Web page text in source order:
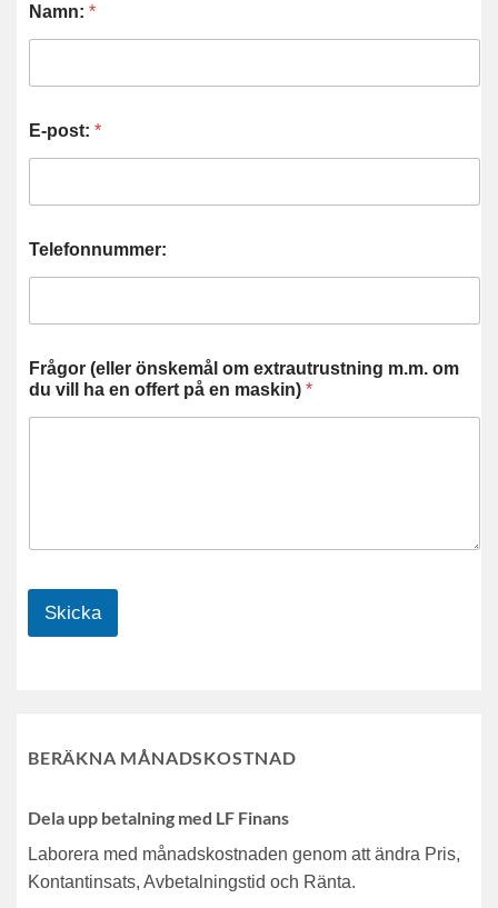
Namn: *
E-post: *
Telefonnummer:
Frågor (eller önskemål om extrautrustning m.m. om
du vill ha en offert på en maskin) *
Skicka
BERÄKNA MÅNADSKOSTNAD
Dela upp betalning med LF Finans
Laborera med månadskostnaden genom att ändra Pris,
Kontantinsats, Avbetalningstid och Ränta.